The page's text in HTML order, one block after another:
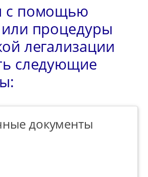
с помощью
процедуры
легализации
следующие
документы